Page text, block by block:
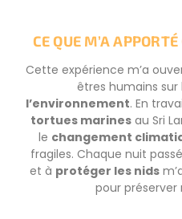
CE QUE M’A
Cette expérience m’a
êtres humains sur
l’environnement. En
tortues marinesau Sri
le changement
fragiles. Chaque nuit
et à protéger les nids
pour préserver